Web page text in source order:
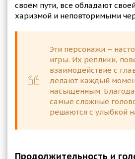
своём пути, все обладают
харизмой и неповторимыми
Эти персонажи –
игры. Их реплики,
взаимодействие с
делают каждый
насыщенным.
самые сложные
решаются с улыбкой
Продолжительность и